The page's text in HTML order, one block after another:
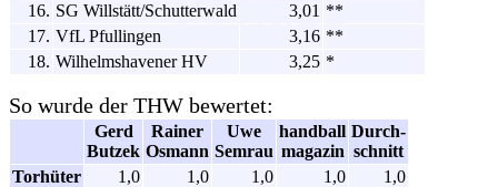
16. SG Willstätt/Schutterwald 3,01 **
17. VfL Pfullingen 3,16 **
18. Wilhelmshavener HV 3,25 *
So wurde der THW bewertet:
Gerd
Butzek
Rainer
Osmann
Uwe
Semrau
handball
magazin
Durch-
schnitt
Torhüter
1,0 1,0 1,0 1,0
1,0